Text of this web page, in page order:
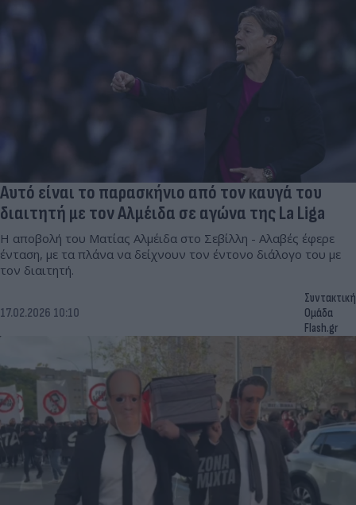
Αυτό είναι το παρασκήνιο από τον καυγά του
διαιτητή με τον Αλμέιδα σε αγώνα της La Liga
Η αποβολή του Ματίας Αλμέιδα στο Σεβίλλη - Αλαβές έφερε
ένταση, με τα πλάνα να δείχνουν τον έντονο διάλογο του με
τον διαιτητή.
17.02.2026 10:10
Συντακτική
Ομάδα
Flash.gr